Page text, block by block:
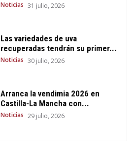
Noticias 31 julio, 2026
Las variedades de uva
recuperadas tendrán su primer...
Noticias 30 julio, 2026
Arranca la vendimia 2026 en
Castilla-La Mancha con...
Noticias 29 julio, 2026